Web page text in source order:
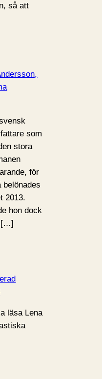
så att
som
stora
för
belönades
2013.
hon dock
[…]
läsa Lena